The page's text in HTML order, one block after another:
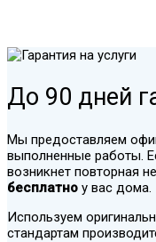
До 90 дней
Мы предоставляем
выполненные работы.
возникнет повторная
бесплатно у вас дома.
Используем
стандартам